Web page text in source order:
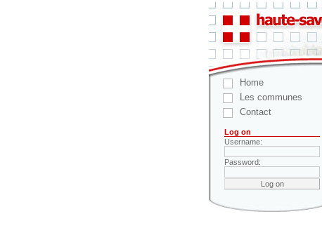
Home
Les communes
Contact
Log on
Username:
Password: